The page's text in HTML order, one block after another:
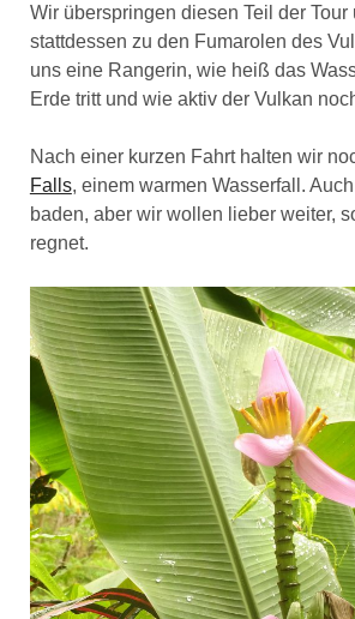
Wir überspringen diesen Teil der Tour
stattdessen zu den Fumarolen des
uns eine Rangerin, wie heiß das
Erde tritt und wie aktiv der Vulkan
Nach einer kurzen Fahrt halten wir
Falls, einem warmen Wasserfall.
baden, aber wir wollen lieber weiter,
regnet.